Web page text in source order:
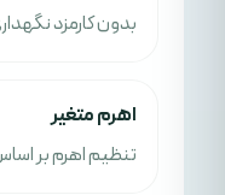
بدون کارمزد
اهرم متغیر
تنظیم اهرم بر